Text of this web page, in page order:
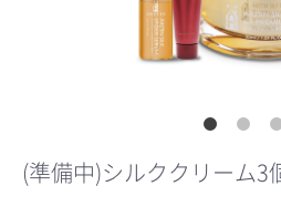
(準備中)シルククリーム3